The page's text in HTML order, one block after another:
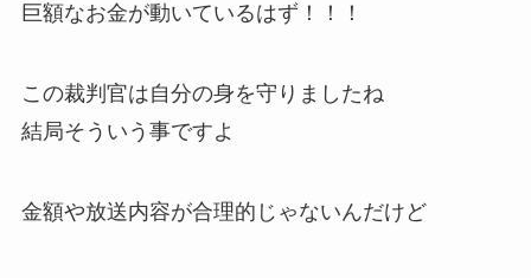
巨額なお金が動いているはず！！！
この裁判官は自分の身を守りましたね
結局そういう事ですよ
金額や放送内容が合理的じゃないんだけど